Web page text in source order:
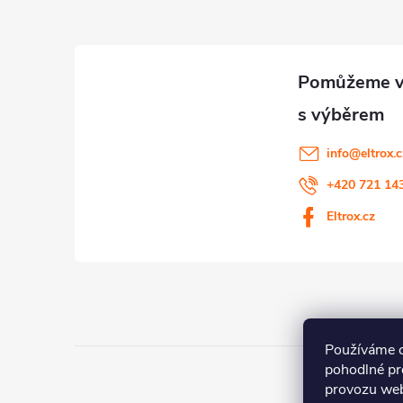
Používáme
pohodlné
provozu
info@
+420 721
Eltrox.cz